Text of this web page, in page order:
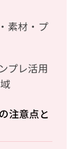
素材・プ
プレ活用
注意点と